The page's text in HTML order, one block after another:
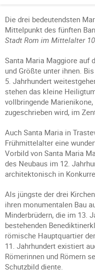
Die drei bedeutendsten
Mittelpunkt des fünften
Stadt Rom im Mittelalter
Santa Maria Maggiore auf
und Größte unter ihnen.
5. Jahrhundert
stehen das kleine
vollbringende
zugeschrieben wird, im
Auch Santa Maria in
Frühmittelalter eine
Vorbild von Santa Maria
des Neubaus im 12.
architektonisch in
Als jüngste der drei
ihren monumentalen Bau
Minderbrüdern, die im 13.
bestehenden
römische Hauptquartier
11. Jahrhundert existiert
Römerinnen und Römern
Schutzbild diente.